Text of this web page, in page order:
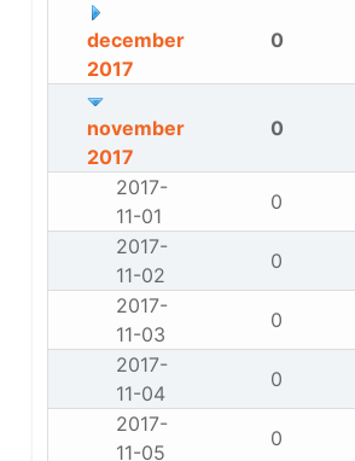
december
2017
0
november
2017
0
2017-
11-01
0
2017-
11-02
0
2017-
11-03
0
2017-
11-04
0
2017-
11-05
0